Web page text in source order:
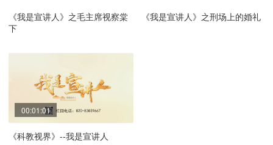
《我是宣讲人》之毛主席视察棠
下
《我是宣讲人》之刑场上的婚礼
00:01:01
《科教视界》--我是宣讲人